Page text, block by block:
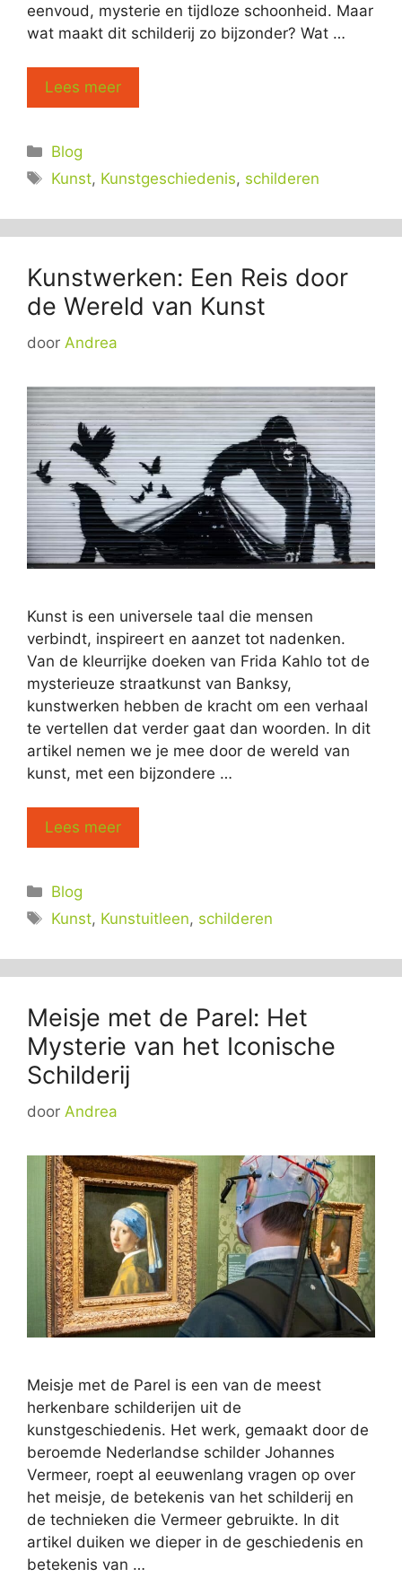
eenvoud, mysterie en tijdloze schoonheid. Maar
wat maakt dit schilderij zo bijzonder? Wat …
Lees meer
Categorieën
Blog
Tags
Kunst, Kunstgeschiedenis, schilderen
Kunstwerken: Een Reis door
de Wereld van Kunst
door Andrea
Kunst is een universele taal die mensen
verbindt, inspireert en aanzet tot nadenken.
Van de kleurrijke doeken van Frida Kahlo tot de
mysterieuze straatkunst van Banksy,
kunstwerken hebben de kracht om een verhaal
te vertellen dat verder gaat dan woorden. In dit
artikel nemen we je mee door de wereld van
kunst, met een bijzondere …
Lees meer
Categorieën
Blog
Tags
Kunst, Kunstuitleen, schilderen
Meisje met de Parel: Het
Mysterie van het Iconische
Schilderij
door Andrea
Meisje met de Parel is een van de meest
herkenbare schilderijen uit de
kunstgeschiedenis. Het werk, gemaakt door de
beroemde Nederlandse schilder Johannes
Vermeer, roept al eeuwenlang vragen op over
het meisje, de betekenis van het schilderij en
de technieken die Vermeer gebruikte. In dit
artikel duiken we dieper in de geschiedenis en
betekenis van …